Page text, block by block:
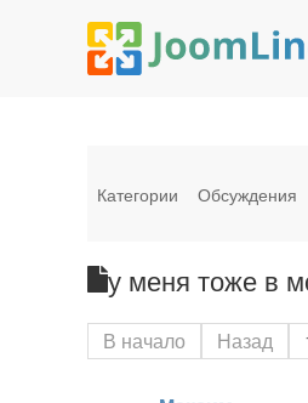
Категории Обсуждения
у меня тоже в
В начало Назад